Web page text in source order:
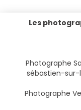
Les
Photographe
sébastien-sur-
Photographe